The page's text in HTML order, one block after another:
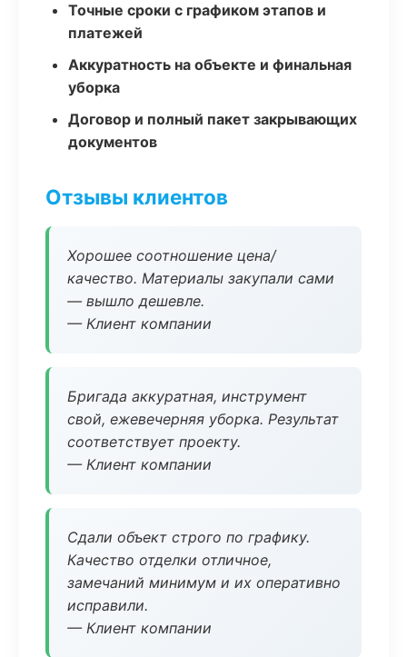
Точные сроки с графиком этапов и
платежей
Аккуратность на объекте и финальная
уборка
Договор и полный пакет закрывающих
документов
Отзывы клиентов
Хорошее соотношение цена/
качество. Материалы закупали сами
— вышло дешевле.
— Клиент компании
Бригада аккуратная, инструмент
свой, ежевечерняя уборка. Результат
соответствует проекту.
— Клиент компании
Сдали объект строго по графику.
Качество отделки отличное,
замечаний минимум и их оперативно
исправили.
— Клиент компании